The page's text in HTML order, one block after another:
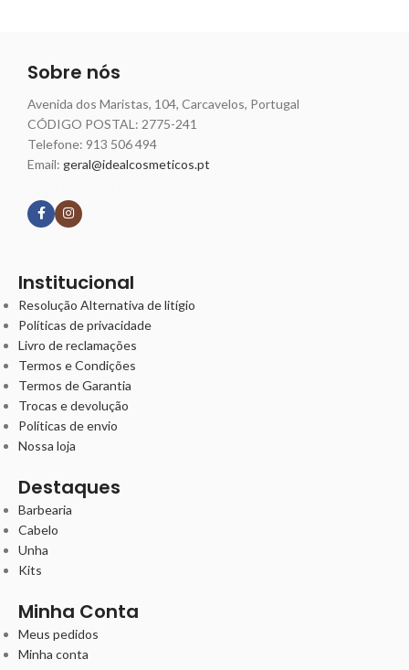
Sobre nós
Avenida dos Maristas, 104, Carcavelos, Portugal
CÓDIGO POSTAL: 2775-241
Telefone: 913 506 494
Email: geral@idealcosmeticos.pt
Institucional
Resolução Alternativa de litígio
Políticas de privacidade
Livro de reclamações
Termos e Condições
Termos de Garantia
Trocas e devolução
Políticas de envio
Nossa loja
Destaques
Barbearia
Cabelo
Unha
Kits
Minha Conta
Meus pedidos
Minha conta